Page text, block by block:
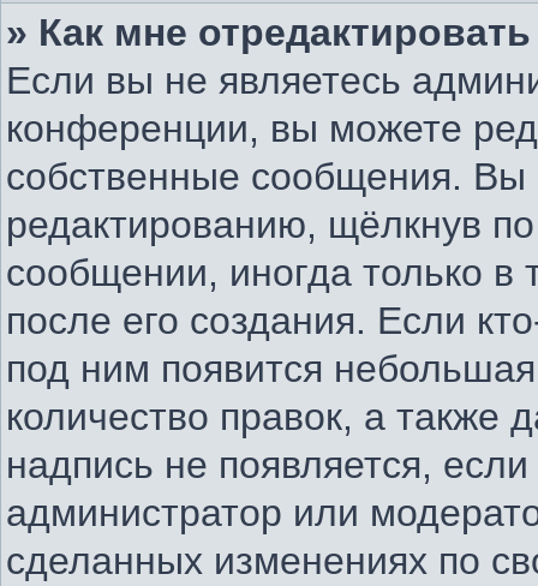
» Как мне
Если вы не являетесь
конференции, вы можете
собственные сообщения. Вы
редактированию, щёлкнув
сообщении, иногда только в
после его создания. Если
под ним появится
количество правок, а также
надпись не появляется,
администратор или
сделанных изменениях по